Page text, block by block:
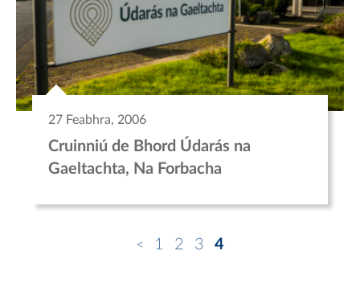
27 Feabhra, 2006
Cruinniú de Bhord Údarás na
Gaeltachta, Na Forbacha
1 2 3 4